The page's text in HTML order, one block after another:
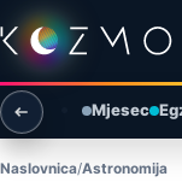
Preskoči na sadržaj
Otvori izbornik
Otvori pretragu
Mjesec
Naslovnica Astronomija